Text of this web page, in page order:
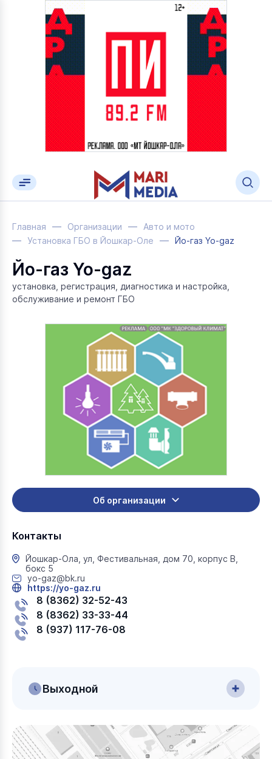
Главная Организации
Авто и мото
Установка ГБО в Йошкар-Оле
Йо-газ Yo-gaz
Йо-газ Yo-gaz
установка, регистрация, диагностика и настройка,
обслуживание и ремонт ГБО
Об организации
Контакты
Йошкар-Ола, ул, Фестивальная, дом 70, корпус В,
бокс 5
yo-gaz@bk.ru
https://yo-gaz.ru
8 (8362) 32-52-43
8 (8362) 33-33-44
8 (937) 117-76-08
Выходной